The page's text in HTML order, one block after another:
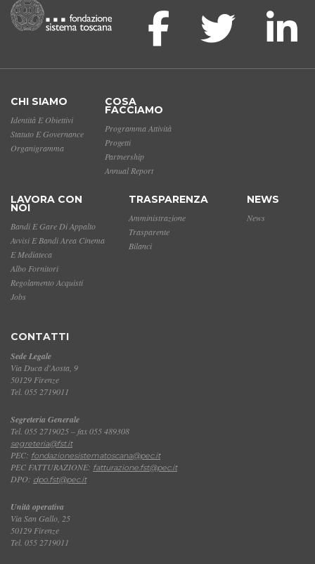
CHI SIAMO
Identità E Obiettivi
Statuto E Governance
Organigramma
COSA
FACCIAMO
Programma Attività
Progetti
Partnership
Annual Report
LAVORA CON
NOI
Bandi E Gare Di Appalto
Avvisi E Bandi Area Cinema
E Mediateca
Albo Fornitori
Regolamento Acquisti
Jobs
TRASPARENZA
Amministrazione
Trasparente
Bilanci
NEWS
News
CONTATTI
Sede Legale
Via Duca d'Aosta, 9
50129 Firenze
Tel. 055 2719011
Segreteria Generale
Tel. 055 2719025 – fax 055 489308
segreteria@fst.it
PEC: fondazionesistematoscana@pec.it
PEC FATTURAZIONE: fatturazione.fst@pec.it
DPO: dpo.fst@pec.it
Unità operativa
Via San Gallo, 25
50129 Firenze
Tel. 055 2719011